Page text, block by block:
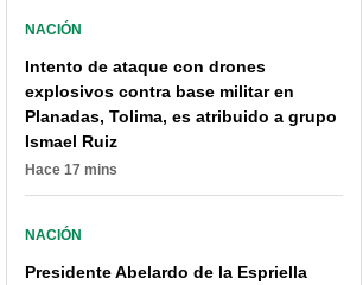
NACIÓN
Intento de ataque con drones
explosivos contra base militar en
Planadas, Tolima, es atribuido a grupo
Ismael Ruiz
Hace 17 mins
NACIÓN
Presidente Abelardo de la Espriella